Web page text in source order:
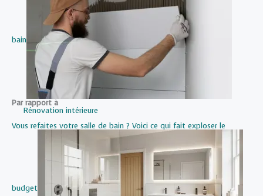
bain
Par rapport à
Rénovation intérieure
Vous refaites votre salle de bain ? Voici ce qui fait exploser le
budget